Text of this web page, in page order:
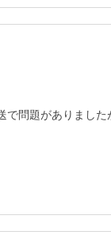
で問題がありまし